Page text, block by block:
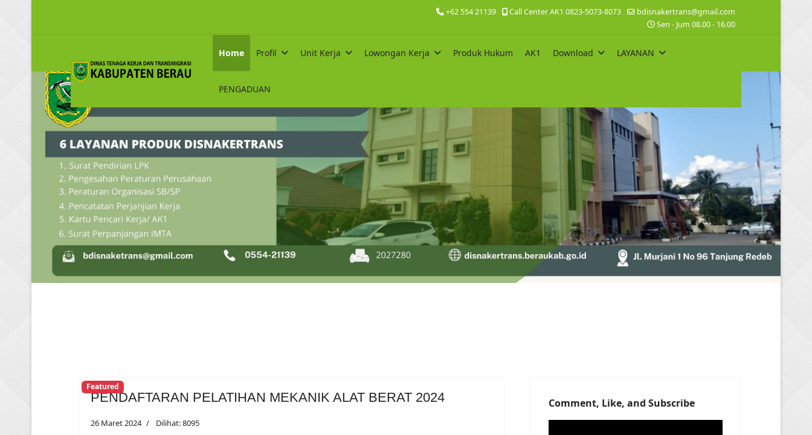
+62 554 21139 Call Center AK1 0823-5073-8073
bdisnakertrans@gmail.com
Sen - Jum 08.00 - 16.00
Home Profil Unit Kerja Lowongan Kerja Produk Hukum AK1 Download LAYANAN
PENGADUAN
Featured
PENDAFTARAN PELATIHAN MEKANIK ALAT BERAT 2024
26 Maret 2024 Dilihat: 8095
Comment, Like, and Subscribe